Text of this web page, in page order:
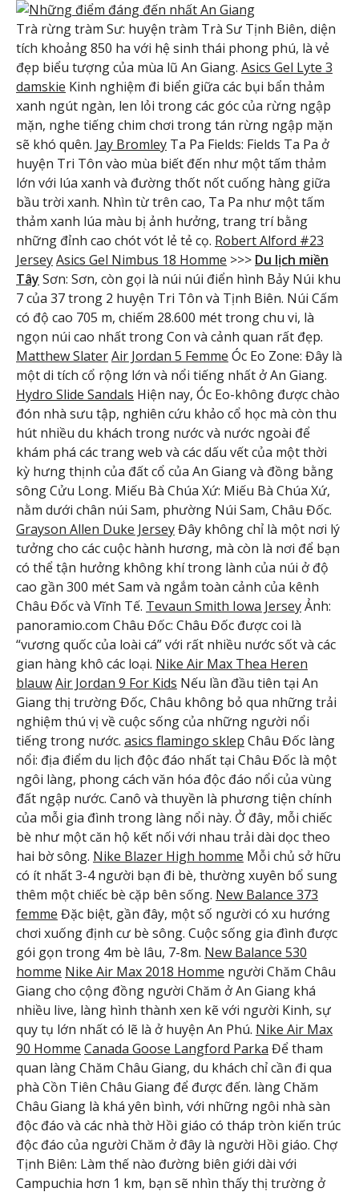
Trà rừng tràm Sư: huyện tràm Trà Sư Tịnh Biên, diện
tích khoảng 850 ha với hệ sinh thái phong phú, là vẻ
đẹp biểu tượng của mùa lũ An Giang. Asics Gel Lyte 3
damskie Kinh nghiệm đi biển giữa các bụi bẩn thảm
xanh ngút ngàn, len lỏi trong các góc của rừng ngập
mặn, nghe tiếng chim chơi trong tán rừng ngập mặn
sẽ khó quên. Jay Bromley Ta Pa Fields: Fields Ta Pa ở
huyện Tri Tôn vào mùa biết đến như một tấm thảm
lớn với lúa xanh và đường thốt nốt cuống hàng giữa
bầu trời xanh. Nhìn từ trên cao, Ta Pa như một tấm
thảm xanh lúa màu bị ảnh hưởng, trang trí bằng
những đỉnh cao chót vót lẻ tẻ cọ. Robert Alford #23
JerseyAsics Gel Nimbus 18 Homme >>> Du lịch miền
Tây Sơn: Sơn, còn gọi là núi núi điển hình Bảy Núi khu
7 của 37 trong 2 huyện Tri Tôn và Tịnh Biên. Núi Cấm
có độ cao 705 m, chiếm 28.600 mét trong chu vi, là
ngọn núi cao nhất trong Con và cảnh quan rất đẹp.
Matthew SlaterAir Jordan 5 Femme Óc Eo Zone: Đây là
một di tích cổ rộng lớn và nổi tiếng nhất ở An Giang.
Hydro Slide Sandals Hiện nay, Óc Eo-không được chào
đón nhà sưu tập, nghiên cứu khảo cổ học mà còn thu
hút nhiều du khách trong nước và nước ngoài để
khám phá các trang web và các dấu vết của một thời
kỳ hưng thịnh của đất cổ của An Giang và đồng bằng
sông Cửu Long. Miếu Bà Chúa Xứ: Miếu Bà Chúa Xứ,
nằm dưới chân núi Sam, phường Núi Sam, Châu Đốc.
Grayson Allen Duke JerseyĐây không chỉ là một nơi lý
tưởng cho các cuộc hành hương, mà còn là nơi để bạn
có thể tận hưởng không khí trong lành của núi ở độ
cao gần 300 mét Sam và ngắm toàn cảnh của kênh
Châu Đốc và Vĩnh Tế. Tevaun Smith Iowa JerseyẢnh:
panoramio.com Châu Đốc: Châu Đốc được coi là
“vương quốc của loài cá” với rất nhiều nước sốt và các
gian hàng khô các loại. Nike Air Max Thea Heren
blauwAir Jordan 9 For Kids Nếu lần đầu tiên tại An
Giang thị trường Đốc, Châu không bỏ qua những trải
nghiệm thú vị về cuộc sống của những người nổi
tiếng trong nước. asics flamingo sklep Châu Đốc làng
nổi: địa điểm du lịch độc đáo nhất tại Châu Đốc là một
ngôi làng, phong cách văn hóa độc đáo nổi của vùng
đất ngập nước. Canô và thuyền là phương tiện chính
của mỗi gia đình trong làng nổi này. Ở đây, mỗi chiếc
bè như một căn hộ kết nối với nhau trải dài dọc theo
hai bờ sông. Nike Blazer High homme Mỗi chủ sở hữu
có ít nhất 3-4 người bạn đi bè, thường xuyên bổ sung
thêm một chiếc bè cặp bên sống. New Balance 373
femme Đặc biệt, gần đây, một số người có xu hướng
chơi xuống định cư bè sông. Cuộc sống gia đình được
gói gọn trong 4m bè lâu, 7-8m. New Balance 530
homme Nike Air Max 2018 Homme người Chăm Châu
Giang cho cộng đồng người Chăm ở An Giang khá
nhiều live, làng hình thành xen kẽ với người Kinh, sự
quy tụ lớn nhất có lẽ là ở huyện An Phú. Nike Air Max
90 Homme Canada Goose Langford Parka Để tham
quan làng Chăm Châu Giang, du khách chỉ cần đi qua
phà Cồn Tiên Châu Giang để được đến. làng Chăm
Châu Giang là khá yên bình, với những ngôi nhà sàn
độc đáo và các nhà thờ Hồi giáo có tháp tròn kiến trúc
độc đáo của người Chăm ở đây là người Hồi giáo. Chợ
Tịnh Biên: Làm thế nào đường biên giới dài với
Campuchia hơn 1 km, bạn sẽ nhìn thấy thị trường ở